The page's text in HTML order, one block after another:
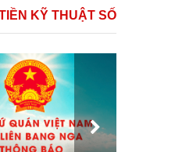
KỸ THUẬT SỐ